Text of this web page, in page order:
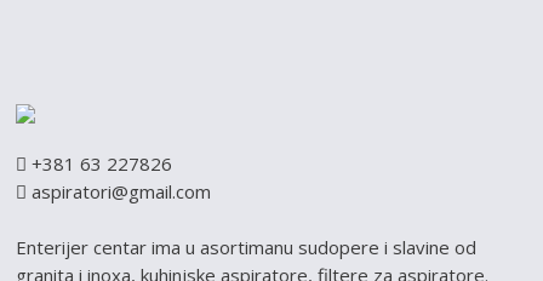
+381 63 227826
aspiratori@gmail.com
Enterijer centar ima u asortimanu sudopere i slavine od
granita i inoxa, kuhinjske aspiratore, filtere za aspiratore.